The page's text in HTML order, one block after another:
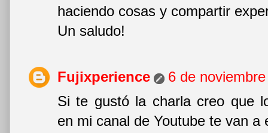
haciendo cosas y compartir
Un saludo!
Fujixperience
6 de
Si te gustó la charla creo que
en mi canal de Youtube te van a